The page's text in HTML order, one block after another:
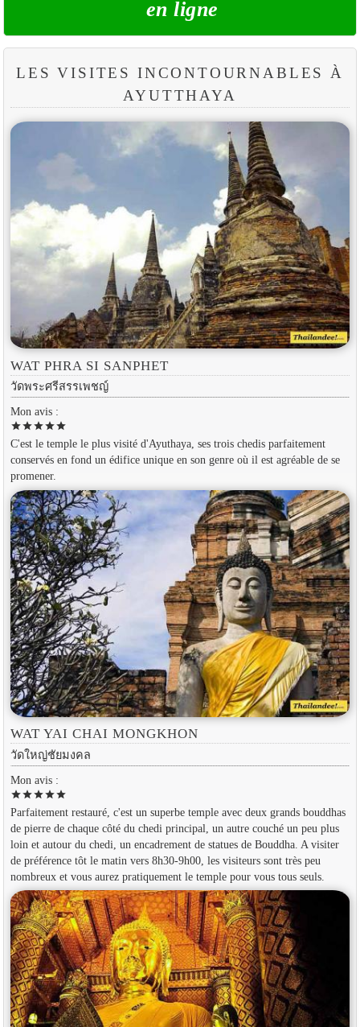
en ligne
LES VISITES INCONTOURNABLES À
AYUTTHAYA
WAT PHRA SI SANPHET
วัดพระศรีสรรเพชญ์
Mon avis :
starstarstarstarstar
C'est le temple le plus visité d'Ayuthaya, ses trois chedis parfaitement
conservés en fond un édifice unique en son genre où il est agréable de se
promener.
WAT YAI CHAI MONGKHON
วัดใหญ่ชัยมงคล
Mon avis :
starstarstarstarstar
Parfaitement restauré, c'est un superbe temple avec deux grands bouddhas
de pierre de chaque côté du chedi principal, un autre couché un peu plus
loin et autour du chedi, un encadrement de statues de Bouddha. A visiter
de préférence tôt le matin vers 8h30-9h00, les visiteurs sont très peu
nombreux et vous aurez pratiquement le temple pour vous tous seuls.